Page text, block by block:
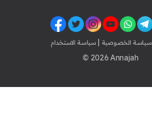
سياسة الخصوصية | سياسة الاستخدام
© 2026 Annajah